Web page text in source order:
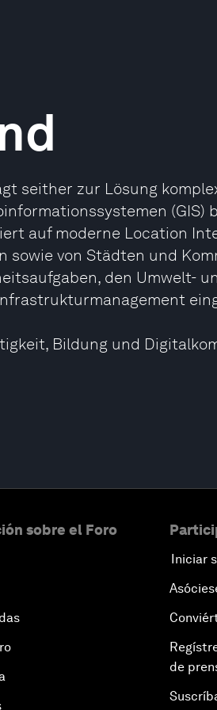
seither zur Lösung
(GIS)
auf moderne Location
sowie von Städten und
den Umwelt-
Bildung und
sobre el Foro
Iniciar
de